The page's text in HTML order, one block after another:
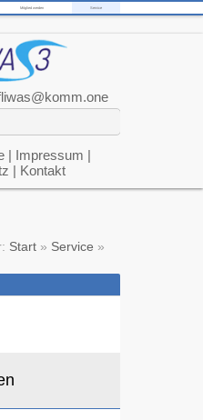
| Impressum |
| Kontakt
Mitglied werden Service
Start » Service »